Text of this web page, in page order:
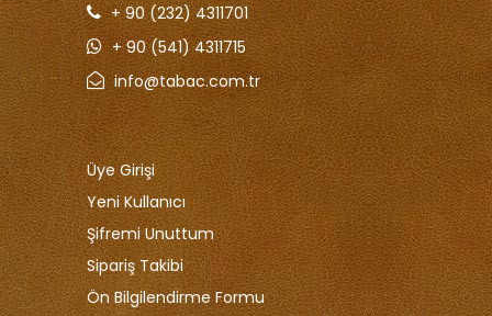
+ 90 (232) 4311701
+ 90 (541) 4311715
info@tabac.com.tr
Üye Girişi
Yeni Kullanıcı
Şifremi Unuttum
Sipariş Takibi
Ön Bilgilendirme Formu